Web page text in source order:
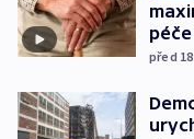
před 18